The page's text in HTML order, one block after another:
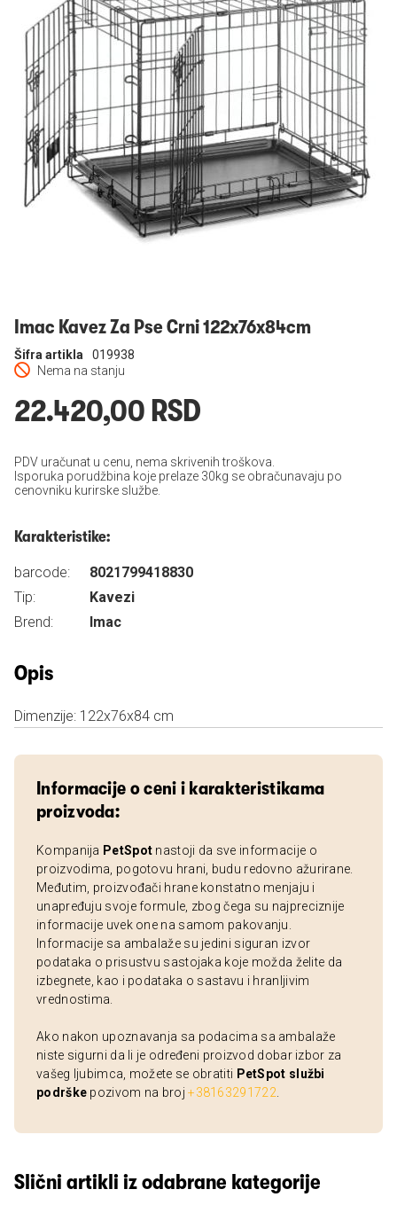
Prijavi se
Imac Kavez Za Pse Crni 122x76x84cm
Nema na stanju
Šifra artikla 019938
22.420,00 RSD
PDV uračunat u cenu, nema skrivenih troškova.
Isporuka porudžbina koje prelaze 30kg se obračunavaju po
cenovniku kurirske službe.
Karakteristike:
barcode:
8021799418830
Tip:
Kavezi
Brend:
Imac
Opis
Dimenzije: 122x76x84 cm
Informacije o ceni i karakteristikama
proizvoda:
Kompanija PetSpot nastoji da sve informacije o
proizvodima, pogotovu hrani, budu redovno ažurirane.
Međutim, proizvođači hrane konstatno menjaju i
unapređuju svoje formule, zbog čega su najpreciznije
informacije uvek one na samom pakovanju.
Informacije sa ambalaže su jedini siguran izvor
podataka o prisustvu sastojaka koje možda želite da
izbegnete, kao i podataka o sastavu i hranljivim
vrednostima.
Ako nakon upoznavanja sa podacima sa ambalaže
niste sigurni da li je određeni proizvod dobar izbor za
vašeg ljubimca, možete se obratiti PetSpot službi
podrške pozivom na broj+38163291722
Slični artikli iz odabrane kategorije